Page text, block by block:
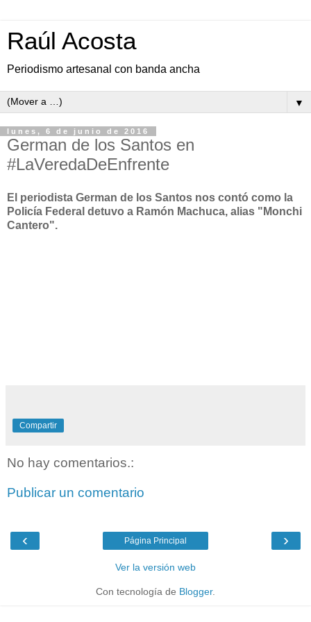
Raúl Acosta
Periodismo artesanal con banda ancha
▼
lunes, 6 de junio de 2016
German de los Santos en
#LaVeredaDeEnfrente
El periodista German de los Santos nos contó como la
Policía Federal detuvo a Ramón Machuca, alias "Monchi
Cantero".
Compartir
No hay comentarios.:
Publicar un comentario
‹ ›
Página Principal
Ver la versión web
Con tecnología de Blogger.